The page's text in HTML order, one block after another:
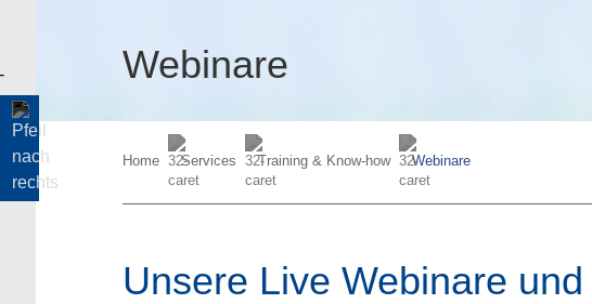
Webinare
Home Services Training & Know-how Webinare
Unsere Live Webinare